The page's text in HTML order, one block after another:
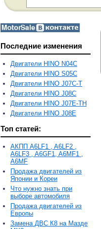
Последние изменения
Двигатели HINO N04C
Двигатели HINO S05C
Двигатели HINO J07C-T
Двигатели HINO J08C
Двигатели HINO J07E-TH
Двигатели HINO J08E
Топ статей:
АКПП A6LF1 , A6LF2 ,
A6LF3 , A6GF1, A6MF1 ,
A6MF
Продажа двигателей из
Японии и Кореи
Что нужно знать при
выборе автомобиля
Продажа двигателей из
Европы
Замена ДВС К8 на Мазде